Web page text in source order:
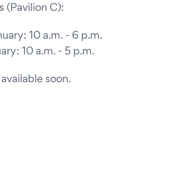
(Pavilion C):
10 a.m. - 6 p.m.
10 a.m. - 5 p.m.
soon.